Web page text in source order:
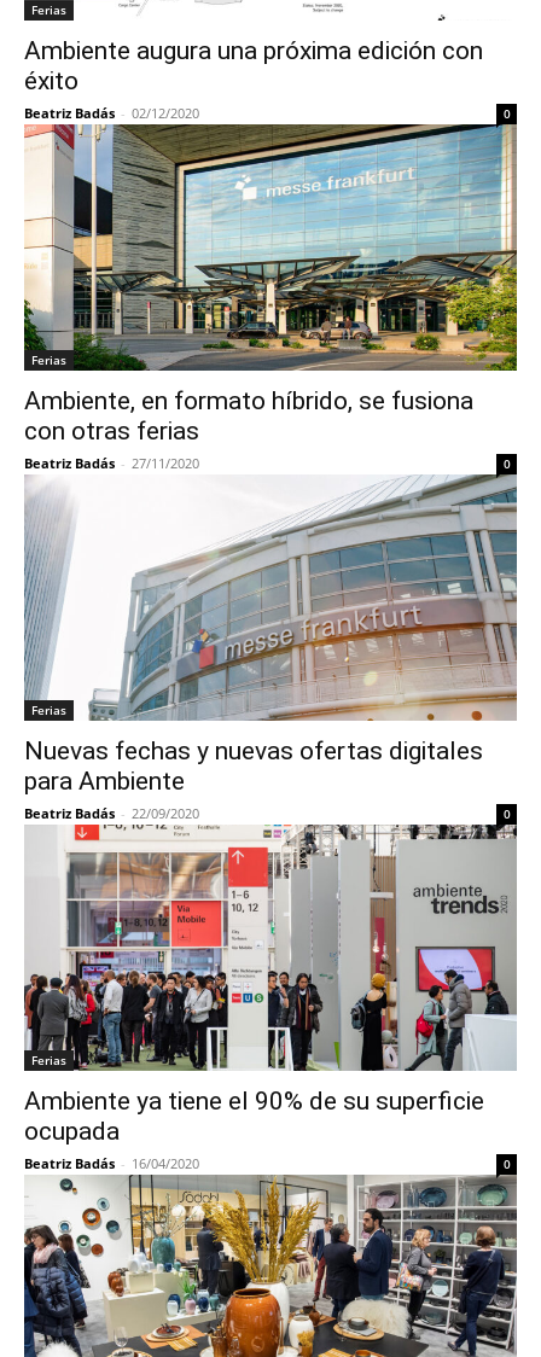
Ferias
Ambiente augura una próxima edición con
éxito
Beatriz Badás - 02/12/2020 0
Ferias
Ambiente, en formato híbrido, se fusiona
con otras ferias
Beatriz Badás - 27/11/2020 0
Ferias
Nuevas fechas y nuevas ofertas digitales
para Ambiente
Beatriz Badás - 22/09/2020 0
Ferias
Ambiente ya tiene el 90% de su superficie
ocupada
Beatriz Badás - 16/04/2020 0